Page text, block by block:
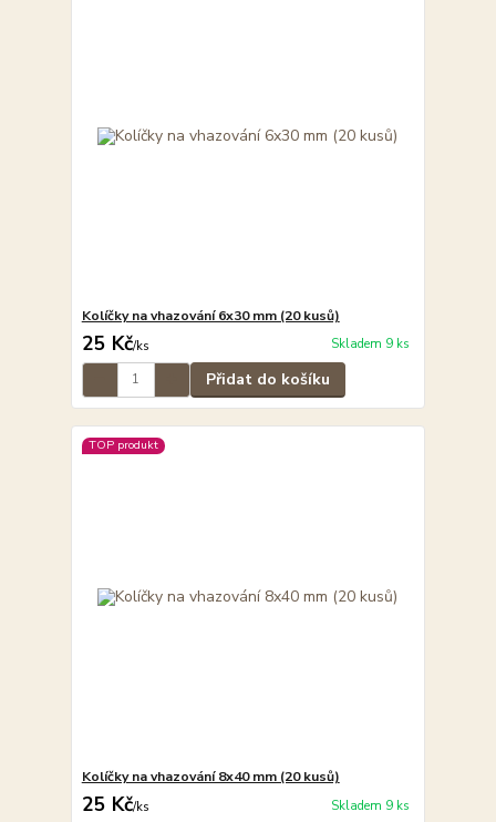
Kolíčky na vhazování 6x30 mm (20 kusů)
25 Kč/ks Skladem 9 ks
Přidat do košíku
TOP produkt
Kolíčky na vhazování 8x40 mm (20 kusů)
25 Kč/ks Skladem 9 ks